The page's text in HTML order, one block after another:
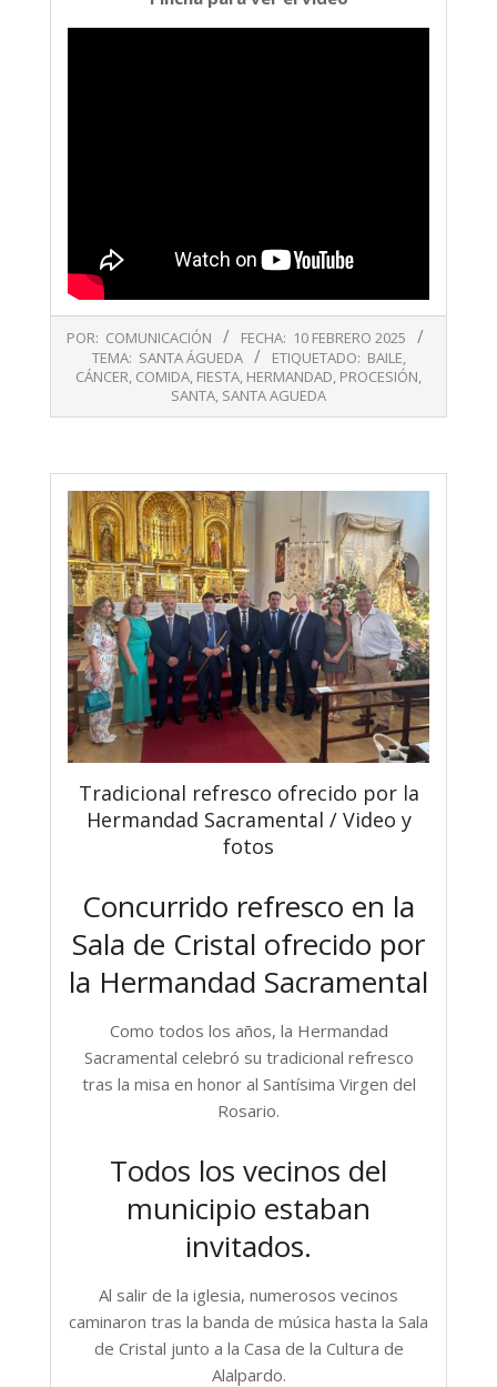
02-
POR: COMUNICACIÓN FECHA: 10 FEBRERO 2025
TEMA: SANTA ÁGUEDA ETIQUETADO: BAILE,
CÁNCER, COMIDA, FIESTA, HERMANDAD, PROCESIÓN,
SANTA, SANTA AGUEDA
Tradicional refresco ofrecido por la
Hermandad Sacramental / Video y
fotos
Concurrido refresco en la
Sala de Cristal ofrecido por
la Hermandad Sacramental
Como todos los años, la Hermandad
Sacramental celebró su tradicional refresco
tras la misa en honor al Santísima Virgen del
Rosario.
Todos los vecinos del
municipio estaban
invitados.
Al salir de la iglesia, numerosos vecinos
caminaron tras la banda de música hasta la Sala
de Cristal junto a la Casa de la Cultura de
Alalpardo.